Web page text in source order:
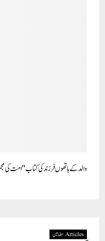
والد کے ہاتھوں فرزند کی کتاب "امت کی
Articles مضامین